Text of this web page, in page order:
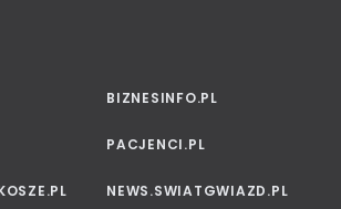
BIZNESINFO.PL
PACJENCI.PL
NEWS.SWIATGWIAZD.PL